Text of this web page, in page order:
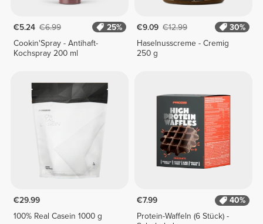
€5.24 €6.99
25%
Cookin'Spray - Antihaft-
Kochspray 200 ml
€9.09 €12.99
30%
Haselnusscreme - Cremig
250 g
€29.99
100% Real Casein 1000 g
€7.99
40%
Protein-Waffeln (6 Stück) -